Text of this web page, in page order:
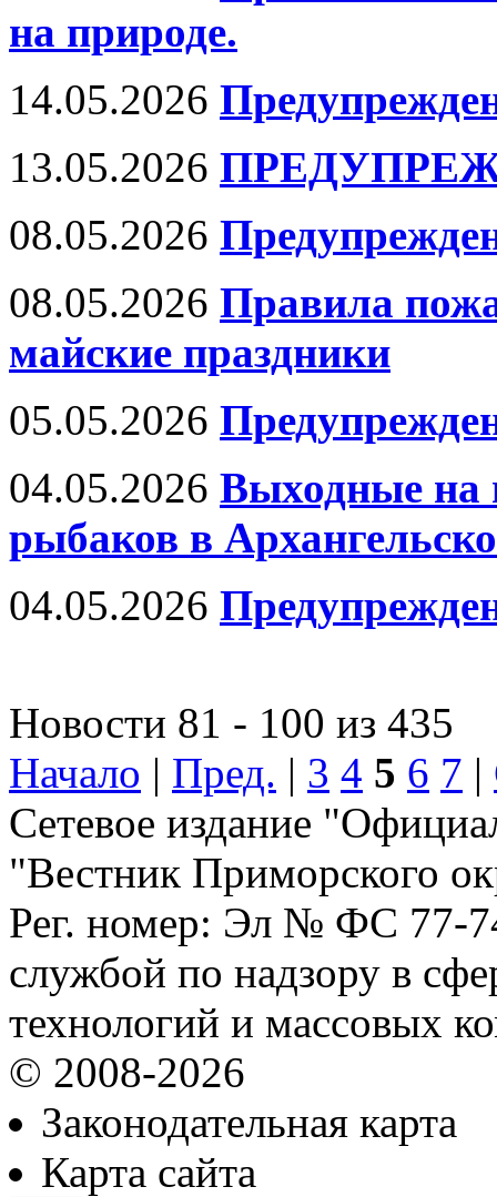
на природе.
14.05.2026
13.05.2026
08.05.2026
08.05.2026 Правила
майские праздники
05.05.2026
04.05.2026 Выходные на
рыбаков в
04.05.2026
Новости 81 - 100 из 435
Начало | Пред. | 3 4 5 6 7 |
Сетевое издание
"Вестник Приморского
Рег. номер: Эл № ФС 77-
службой по надзору в
технологий и массовых
© 2008-2026
Законодательная карта
Карта сайта